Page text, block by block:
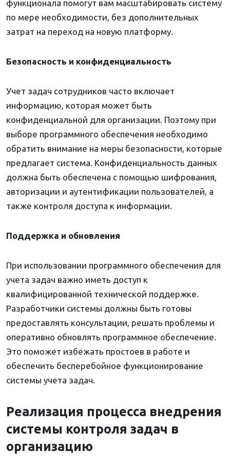
функционала помогут вам масштабировать систему
по мере необходимости, без дополнительных
затрат на переход на новую платформу.
Безопасность и конфиденциальность
Учет задач сотрудников часто включает
информацию, которая может быть
конфиденциальной для организации. Поэтому при
выборе программного обеспечения необходимо
обратить внимание на меры безопасности, которые
предлагает система. Конфиденциальность данных
должна быть обеспечена с помощью шифрования,
авторизации и аутентификации пользователей, а
также контроля доступа к информации.
Поддержка и обновления
При использовании программного обеспечения для
учета задач важно иметь доступ к
квалифицированной технической поддержке.
Разработчики системы должны быть готовы
предоставлять консультации, решать проблемы и
оперативно обновлять программное обеспечение.
Это поможет избежать простоев в работе и
обеспечить бесперебойное функционирование
системы учета задач.
Реализация процесса внедрения
системы контроля задач в
организацию